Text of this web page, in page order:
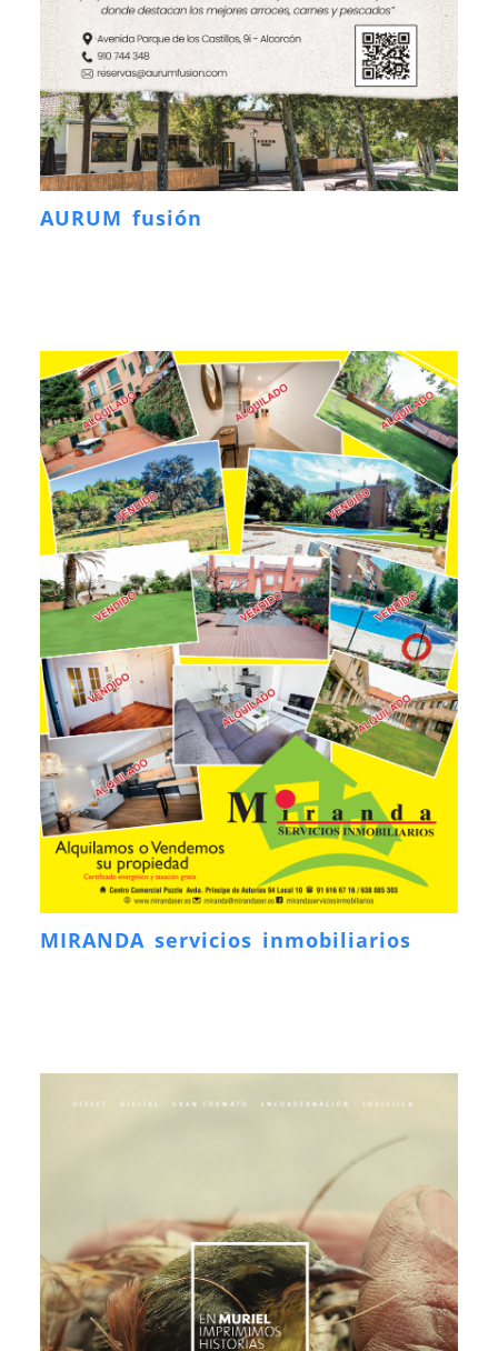
AURUM fusión
MIRANDA servicios inmobiliarios